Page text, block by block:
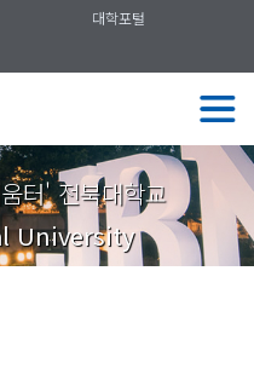
대학포털
터' 전북대학교
University